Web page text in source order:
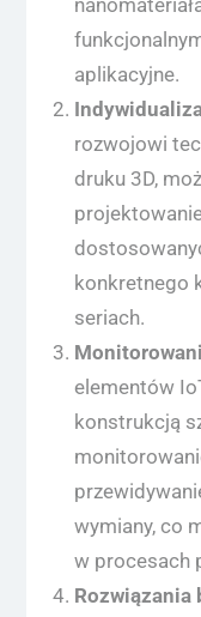
aplikacyjne.
rozwojowi
druku 3D,
konkretnego
seriach.
elementów
konstrukcją
wymiany, co
w procesach
Rozwiązania